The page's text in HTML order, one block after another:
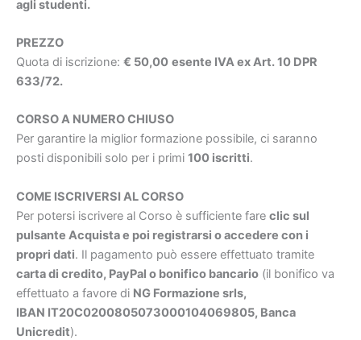
agli studenti.
PREZZO
Quota di iscrizione: € 50,00 esente IVA ex Art. 10 DPR
633/72.
CORSO A NUMERO CHIUSO
Per garantire la miglior formazione possibile, ci saranno
posti disponibili solo per i primi 100 iscritti.
COME ISCRIVERSI AL CORSO
Per potersi iscrivere al Corso è sufficiente fare clic sul
pulsante Acquista e poi registrarsi o accedere con i
propri dati. Il pagamento può essere effettuato tramite
carta di credito, PayPal o bonifico bancario (il bonifico va
effettuato a favore di NG Formazione srls,
IBAN IT20C0200805073000104069805, Banca
Unicredit).